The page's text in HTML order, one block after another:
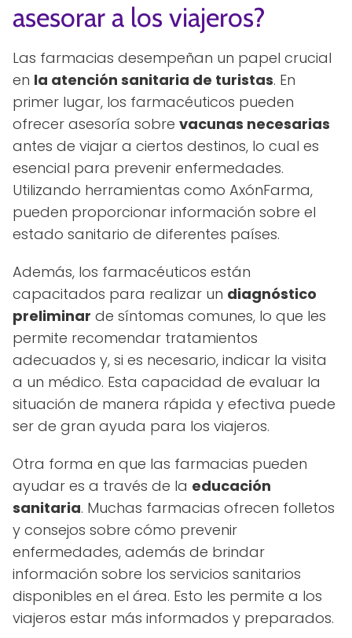
asesorar a los viajeros?
Las farmacias desempeñan un papel crucial
en la atención sanitaria de turistas. En
primer lugar, los farmacéuticos pueden
ofrecer asesoría sobre vacunas necesarias
antes de viajar a ciertos destinos, lo cual es
esencial para prevenir enfermedades.
Utilizando herramientas como AxónFarma,
pueden proporcionar información sobre el
estado sanitario de diferentes países.
Además, los farmacéuticos están
capacitados para realizar un diagnóstico
preliminar de síntomas comunes, lo que les
permite recomendar tratamientos
adecuados y, si es necesario, indicar la visita
a un médico. Esta capacidad de evaluar la
situación de manera rápida y efectiva puede
ser de gran ayuda para los viajeros.
Otra forma en que las farmacias pueden
ayudar es a través de la educación
sanitaria. Muchas farmacias ofrecen folletos
y consejos sobre cómo prevenir
enfermedades, además de brindar
información sobre los servicios sanitarios
disponibles en el área. Esto les permite a los
viajeros estar más informados y preparados.